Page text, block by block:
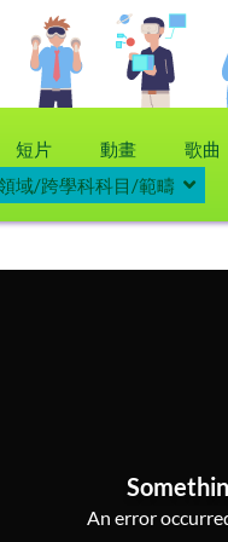
短片 動畫
歌曲
域/跨學科科目/範疇
An error